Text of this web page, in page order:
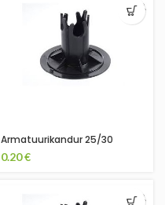
Armatuurikandur 25/30
0.20€